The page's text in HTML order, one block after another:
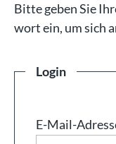
Bit­te ge­ben Sie
wort ein, um sich
Login
E-Mail-